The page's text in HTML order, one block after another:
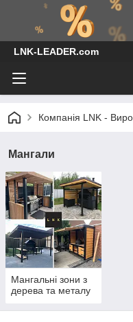
LNK-LEADER.com
Компанія LNK -
Мангали
Мангальні зони з
дерева та металу